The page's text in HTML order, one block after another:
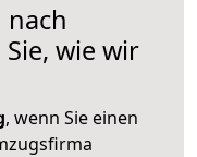
nach
wie wir
, wenn Sie einen